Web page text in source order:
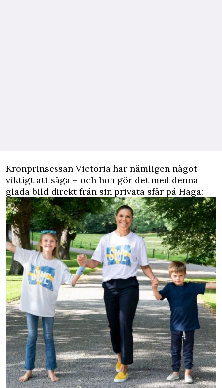
Kronprinsessan Victoria har nämligen något
viktigt att säga – och hon gör det med denna
glada bild direkt från sin privata sfär på Haga: